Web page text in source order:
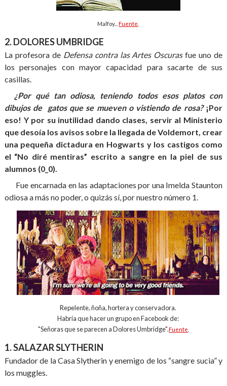
Malfoy...Fuente
2. DOLORES UMBRIDGE
La profesora de Defensa contra las Artes Oscurasfue uno de
los personajes con mayor capacidad para sacarte de sus
casillas.
¿Por qué tan odiosa, teniendo todos esos platos con
dibujos de gatos que se mueven o vistiendo de rosa?¡Por
eso! Y por su inutilidad dando clases, servir al Ministerio
que desoía los avisos sobre la llegada de Voldemort, crear
una pequeña dictadura en Hogwarts y los castigos como
el “No diré mentiras” escrito a sangre en la piel de sus
alumnos (0_0).
Fue encarnada en las adaptaciones por una Imelda Staunton
odiosa a más no poder, o quizás sí, por nuestro número 1.
Repelente, ñoña, hortera y conservadora.
Habría que hacer un grupo en Facebook de:
"Señoras que se parecen a Dolores Umbridge".Fuente
1. SALAZAR SLYTHERIN
Fundador de la Casa Slytherin y enemigo de los “sangre sucia” y
los muggles.